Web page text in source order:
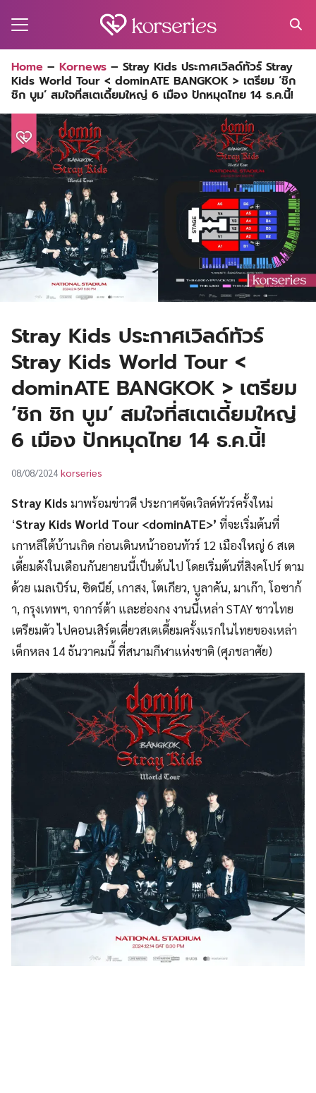
for:
Home – Kornews – Stray Kids ประกาศเวิลด์ทัวร์ Stray
Kids World Tour < dominATE BANGKOK > เตรียม ‘ชิก
ชิก บูม’ สมใจที่สเตเดี้ยมใหญ่ 6 เมือง ปักหมุดไทย 14 ธ.ค.นี้!
Stray Kids ประกาศเวิลด์ทัวร์
Stray Kids World Tour <
dominATE BANGKOK > เตรียม
‘ชิก ชิก บูม’ สมใจที่สเตเดี้ยมใหญ่
6 เมือง ปักหมุดไทย 14 ธ.ค.นี้!
08/08/2024 korseries
Stray Kidsมาพร้อมข่าวดี ประกาศจัดเวิลด์ทัวร์ครั้งใหม่
‘Stray Kids World Tour <dominATE>’ ที่จะเริ่มต้นที่
เกาหลีใต้บ้านเกิด ก่อนเดินหน้าออนทัวร์ 12 เมืองใหญ่ 6 สเต
เดี้ยมดังในเดือนกันยายนนี้เป็นต้นไป โดยเริ่มต้นที่สิงคโปร์ ตาม
ด้วย เมลเบิร์น, ซิดนีย์, เกาสง, โตเกียว, บูลาคัน, มาเก๊า, โอซาก้
า, กรุงเทพฯ, จาการ์ต้า และฮ่องกง งานนี้เหล่า STAY ชาวไทย
เตรียมตัว ไปคอนเสิร์ตเดี่ยวสเตเดี้ยมครั้งแรกในไทยของเหล่า
เด็กหลง 14 ธันวาคมนี้ ที่สนามกีฬาแห่งชาติ (ศุภชลาศัย)